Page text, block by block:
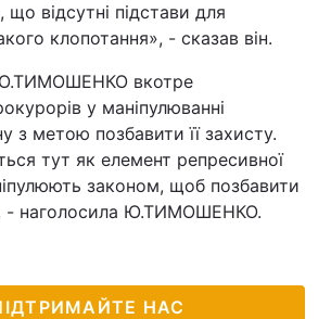
відсутні підстави для
клопотання», - сказав він.
вкотре
у маніпулюванні
з метою позбавити її захисту.
тут як елемент репресивної
законом, щоб позбавити
- наголосила Ю.ТИМОШЕНКО.
НАС